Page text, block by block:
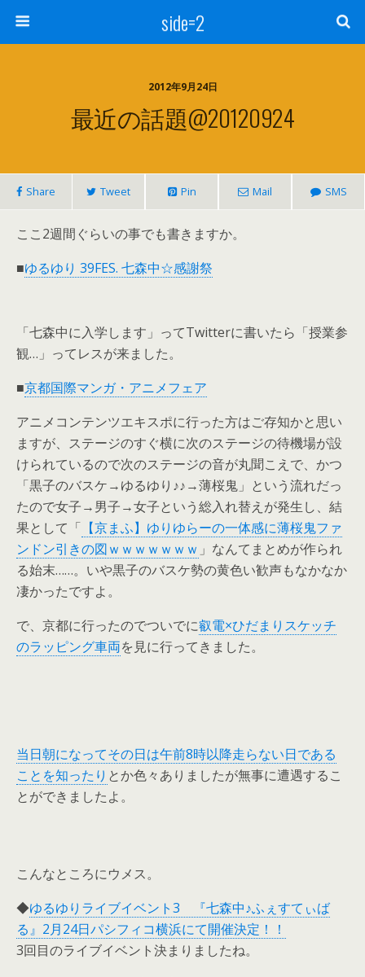
side=2
2012年9月24日
最近の話題@20120924
Share Tweet Pin Mail SMS
ここ2週間ぐらいの事でも書きますか。
■ゆるゆり 39FES. 七森中☆感謝祭
「七森中に入学します」ってTwitterに書いたら「授業参
観…」ってレスが来ました。
■京都国際マンガ・アニメフェア
アニメコンテンツエキスポに行った方はご存知かと思い
ますが、ステージのすぐ横に次のステージの待機場が設
けられているので次のステージの音が丸聞こえで、かつ
「黒子のバスケ→ゆるゆり♪♪→薄桜鬼」という流れだっ
たので女子→男子→女子という総入れ替えが発生し、結
果として「 【京まふ】ゆりゆらーの一体感に薄桜鬼ファ
ンドン引きの図ｗｗｗｗｗｗｗ 」なんてまとめが作られ
る始末……。いや黒子のバスケ勢の黄色い歓声もなかなか
凄かったですよ。
で、京都に行ったのでついでに叡電×ひだまりスケッチ
のラッピング車両を見に行ってきました。
当日朝になってその日は午前8時以降走らない日である
ことを知ったり とか色々ありましたが無事に遭遇するこ
とができましたよ。
こんなところにウメス。
◆ゆるゆりライブイベント3 『七森中♪ふぇすてぃば
る』2月24日パシフィコ横浜にて開催決定！！
3回目のライブイベント決まりましたね。